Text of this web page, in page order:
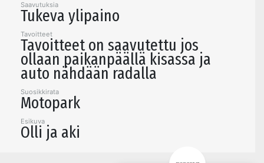
Saavutuksia
Tukeva ylipaino
Tavoitteet
Tavoitteet on saavutettu jos
ollaan paikanpäällä kisassa ja
auto nähdään radalla
Suosikkirata
Motopark
Esikuva
Olli ja aki